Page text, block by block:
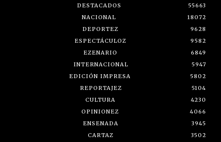
DESTACADOS
55663
NACIONAL
18072
DEPORTEZ
9628
ESPECTÁCULOZ
9582
EZENARIO
6849
INTERNACIONAL
5947
EDICIÓN IMPRESA
5802
REPORTAJEZ
5104
CULTURA
4230
OPINIONEZ
4066
ENSENADA
3945
CARTAZ
3502